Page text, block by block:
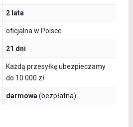
2 lata
oficjalna w Polsce
21 dni
Każdą przesyłkę ubezpieczamy
do 10 000 zł
darmowa (bezpłatna)